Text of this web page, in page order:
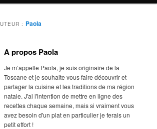
: Paola
A propos Paola
Je m’appelle Paola, je suis originaire de la
Toscane et je souhaite vous faire découvrir et
partager la cuisine et les traditions de ma région
natale. J'ai l'intention de mettre en ligne des
recettes chaque semaine, mais si vraiment vous
avez besoin d'un plat en particulier je ferais un
petit effort !